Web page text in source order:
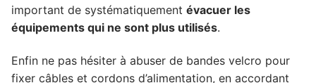
important de systématiquement évacuer les
équipements qui ne sont plus utilisés.
Enfin ne pas hésiter à abuser de bandes velcro pour
fixer câbles et cordons d’alimentation, en accordant